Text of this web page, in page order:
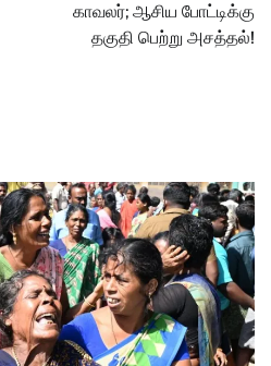
காவலர்; ஆசிய போட்டிக்கு
தகுதி பெற்று அசத்தல்!